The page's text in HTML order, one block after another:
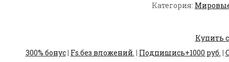
Категория:
Купить
300% бонус| Fs.без вложений. | Подпишись+1000 руб. |